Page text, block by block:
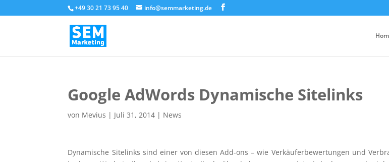
+49 30 21 73 95 40 info@semmarketing.de
Google AdWords Dynamische Sitelinks
von Mevius | Juli 31, 2014 | News
Dynamische Sitelinks sind einer von diesen Add-ons – wie Verkäuferbewertungen und